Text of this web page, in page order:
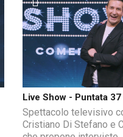
Live Show - Puntata
Spettacolo televisivo
Cristiano Di Stefano e